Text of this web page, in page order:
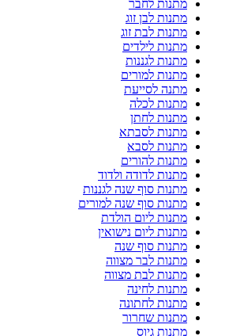
מתנות לחבר
מתנות לבן זוג
מתנות לבת זוג
מתנות לילדים
מתנות לגננות
מתנות למורים
מתנה לסייעת
מתנות לכלה
מתנות לחתן
מתנות לסבתא
מתנות לסבא
מתנות להורים
מתנות לדודה ולדוד
מתנות סוף שנה לגננות
מתנות סוף שנה למורים
מתנות ליום הולדת
מתנות ליום נישואין
מתנות סוף שנה
מתנות לבר מצווה
מתנות לבת מצווה
מתנות לחינה
מתנות לחתונה
מתנות שחרור
מתנות גיוס